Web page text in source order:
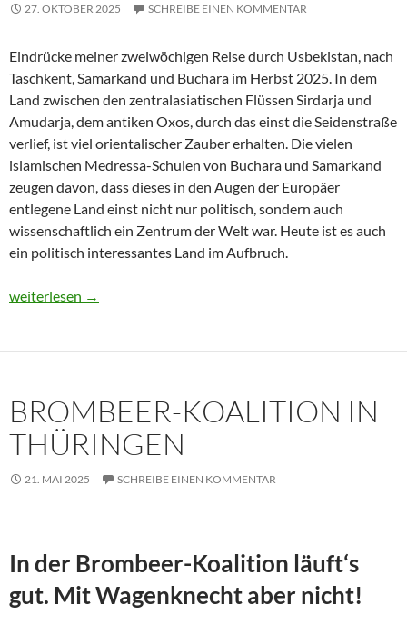
27. OKTOBER 2025 SCHREIBE EINEN KOMMENTAR
Eindrücke meiner zweiwöchigen Reise durch Usbekistan, nach
Taschkent, Samarkand und Buchara im Herbst 2025. In dem
Land zwischen den zentralasiatischen Flüssen Sirdarja und
Amudarja, dem antiken Oxos, durch das einst die Seidenstraße
verlief, ist viel orientalischer Zauber erhalten. Die vielen
islamischen Medressa-Schulen von Buchara und Samarkand
zeugen davon, dass dieses in den Augen der Europäer
entlegene Land einst nicht nur politisch, sondern auch
wissenschaftlich ein Zentrum der Welt war. Heute ist es auch
ein politisch interessantes Land im Aufbruch.
Usbekistan 2025: Unterwegs in einem Land im Aufbruch
weiterlesen →
BROMBEER-KOALITION IN
THÜRINGEN
21. MAI 2025 SCHREIBE EINEN KOMMENTAR
In der Brombeer-Koalition läuft‘s
gut. Mit Wagenknecht aber nicht!